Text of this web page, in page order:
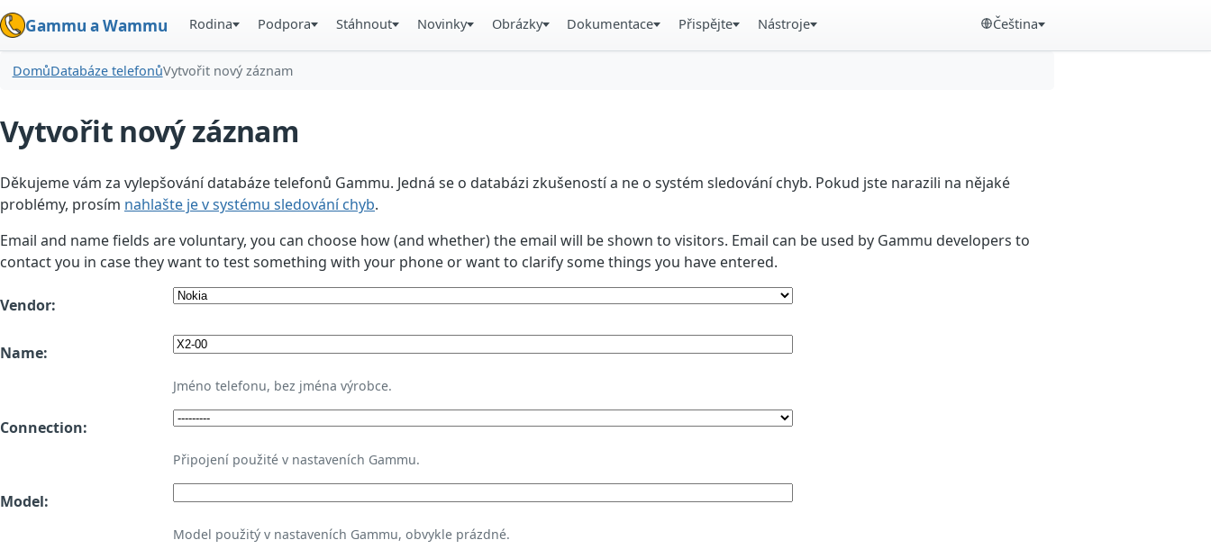
Gammu a Wammu Rodina Podpora Stáhnout Novinky Obrázky Dokumentace Přispějte Nástroje Čeština
DomůDatabáze telefonůVytvořit nový záznam
Vytvořit nový záznam
Děkujeme vám za vylepšování databáze telefonů Gammu. Jedná se o databázi zkušeností a ne o systém sledování chyb. Pokud jste narazili na nějaké
problémy, prosím nahlašte je v systému sledování chyb.
Email and name fields are voluntary, you can choose how (and whether) the email will be shown to visitors. Email can be used by Gammu developers to
contact you in case they want to test something with your phone or want to clarify some things you have entered.
Vendor:
Name:
Jméno telefonu, bez jména výrobce.
Connection:
Připojení použité v nastaveních Gammu.
Model:
Model použitý v nastaveních Gammu, obvykle prázdné.